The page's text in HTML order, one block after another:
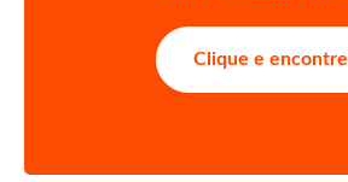
Clique e encontre